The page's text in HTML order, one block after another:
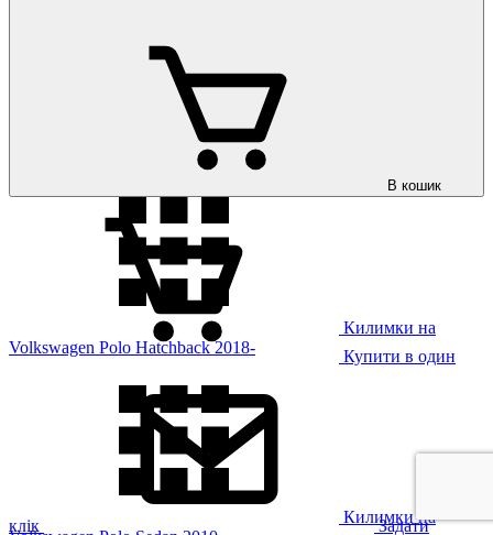
Volkswagen Polo Hatchback 2009-
Килимки на
Volkswagen Polo Hatchback 2018-
Килимки на
В кошик
Купити в один
клік Задати